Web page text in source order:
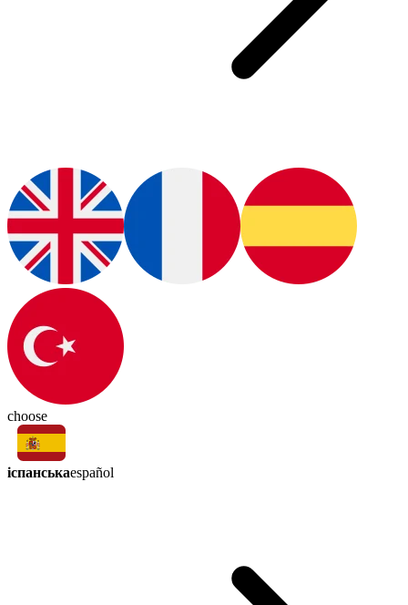
choose
іспанськаespañol